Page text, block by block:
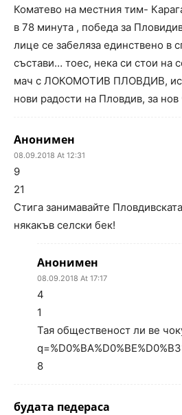
Коматево на местния тим-
в 78 минута , победа за
лице се забеляза единствено в
състави… тоес, нека си стои на
мач с ЛОКОМОТИВ ПЛОВДИВ,
нови радости на Пловдив, за
Анонимен
08.09.2018 At 12:31
9
21
Стига занимавайте
някакъв селски бек!
Анонимен
08.09.2018 At 17:17
4
1
Тая общественост ли ве
8
будата педераса